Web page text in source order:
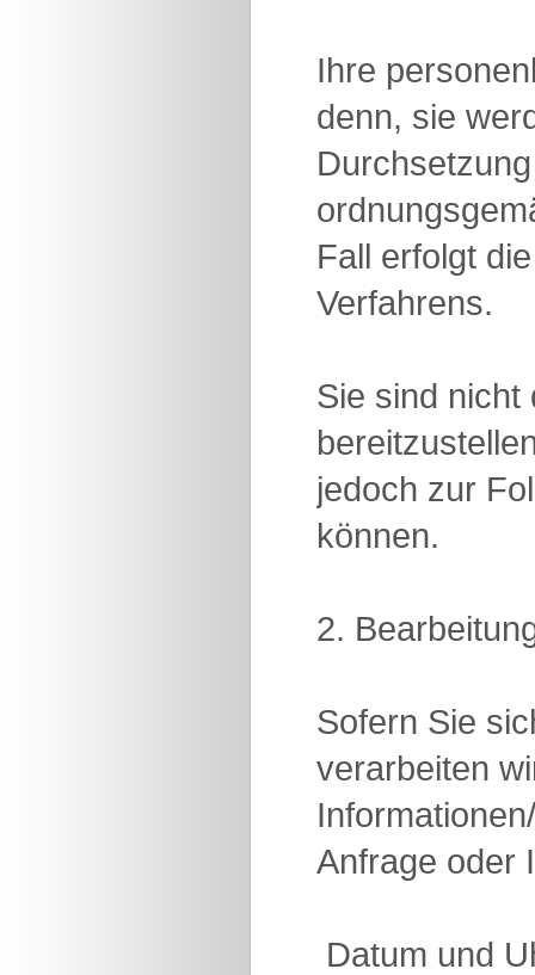
Ihre
denn, sie
Fall erfolgt
Verfahrens.
Sie sind nicht
jedoch zur
können.
2.
Sofern Sie
verarbeiten
Anfrage oder
 Datum und